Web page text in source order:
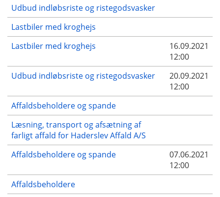
Udbud indløbsriste og ristegodsvasker
Lastbiler med kroghejs
Lastbiler med kroghejs
16.09.2021
12:00
Udbud indløbsriste og ristegodsvasker
20.09.2021
12:00
Affaldsbeholdere og spande
Læsning, transport og afsætning af
farligt affald for Haderslev Affald A/S
Affaldsbeholdere og spande
07.06.2021
12:00
Affaldsbeholdere